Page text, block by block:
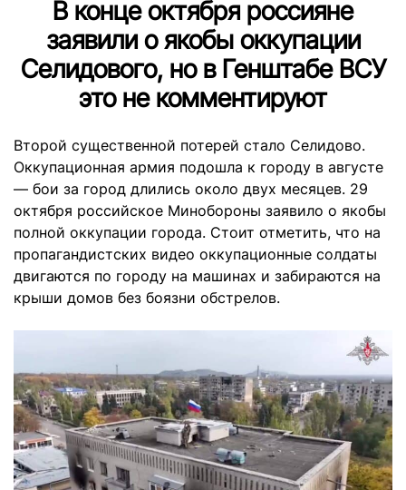
В конце октября россияне
заявили о якобы оккупации
Селидового, но в Генштабе ВСУ
это не комментируют
Второй существенной потерей стало Селидово.
Оккупационная армия подошла к городу в августе
— бои за город длились около двух месяцев. 29
октября российское Минобороны заявило о якобы
полной оккупации города. Стоит отметить, что на
пропагандистских видео оккупационные солдаты
двигаются по городу на машинах и забираются на
крыши домов без боязни обстрелов.